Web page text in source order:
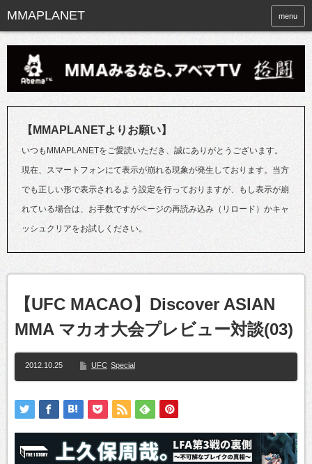
menu
【MMAPLANETよりお願い】
いつもMMAPLANETをご愛読いただき、誠にありがとうございます。
現在、スマートフォンにて表示が崩れる現象が発生しております。当方
でも正しい形で表示されるよう設定を行っておりますが、もし表示が崩
れている場合は、お手数ですがページの再読み込み（リロード）かキャ
ッシュクリアをお試しください。
【UFC MACAO】Discover ASIAN
MMA マカオ大会プレビュー対談(03)
2012.10.25 UFC Special